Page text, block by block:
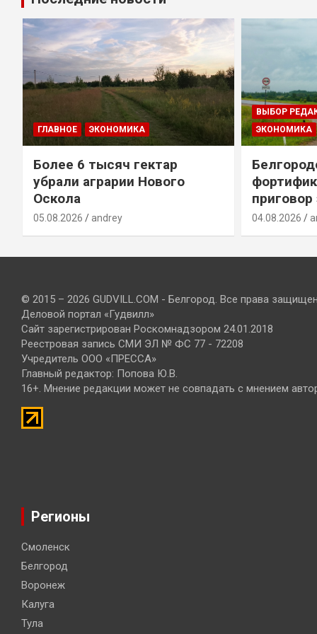
ГЛАВНОЕ ЭКОНОМИКА
Более 6 тысяч гектар
убрали аграрии Нового
Оскола
05.08.2026 andrey
ВЫБОР
ЭКОНОМИКА
04.08.2026
© 2015 – 2026 GUDVILL.COM - Белгород. Все права
Деловой портал «Гудвилл»
Сайт зарегистрирован Роскомнадзором 24.01.2018
Реестровая запись СМИ ЭЛ № ФС 77 - 72208
Учредитель ООО «ПРЕССА»
Главный редактор: Попова Ю.В.
16+. Мнение редакции может не совпадать с мнением
Регионы
Смоленск
Белгород
Воронеж
Калуга
Тула